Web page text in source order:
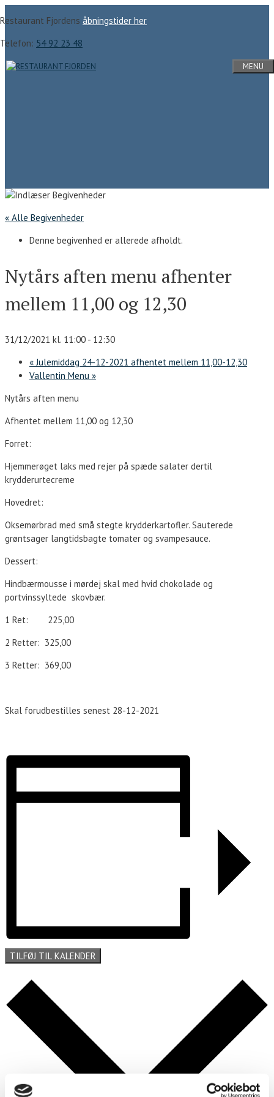
til
indhold
Restaurant Fjordens åbningstider her
Telefon: 54 92 23 48
MENU
« Alle Begivenheder
Denne begivenhed er allerede afholdt.
Nytårs aften menu afhenter
mellem 11,00 og 12,30
31/12/2021 kl. 11:00 - 12:30
« Julemiddag 24-12-2021 afhentet mellem 11,00-12,30
Vallentin Menu »
Nytårs aften menu
Afhentet mellem 11,00 og 12,30
Forret:
Hjemmerøget laks med rejer på spæde salater dertil
krydderurtecreme
Hovedret:
Oksemørbrad med små stegte krydderkartofler. Sauterede
grøntsager langtidsbagte tomater og svampesauce.
Dessert:
Hindbærmousse i mørdej skal med hvid chokolade og
portvinssyltede skovbær.
1 Ret: 225,00
2 Retter: 325,00
3 Retter: 369,00
Skal forudbestilles senest 28-12-2021
TILFØJ TIL KALENDER